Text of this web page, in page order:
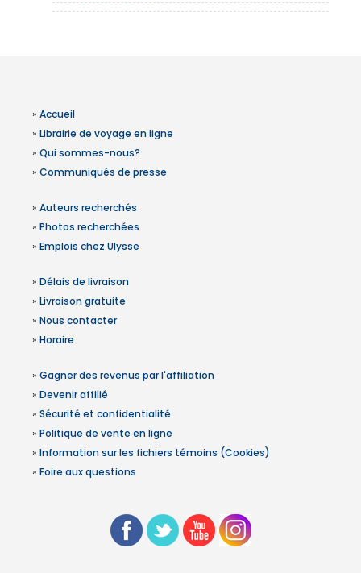
» Accueil
» Librairie de voyage en ligne
» Qui sommes-nous?
» Communiqués de presse
» Auteurs recherchés
» Photos recherchées
» Emplois chez Ulysse
» Délais de livraison
» Livraison gratuite
» Nous contacter
» Horaire
» Gagner des revenus par l'affiliation
» Devenir affilié
» Sécurité et confidentialité
» Politique de vente en ligne
» Information sur les fichiers témoins (Cookies)
» Foire aux questions